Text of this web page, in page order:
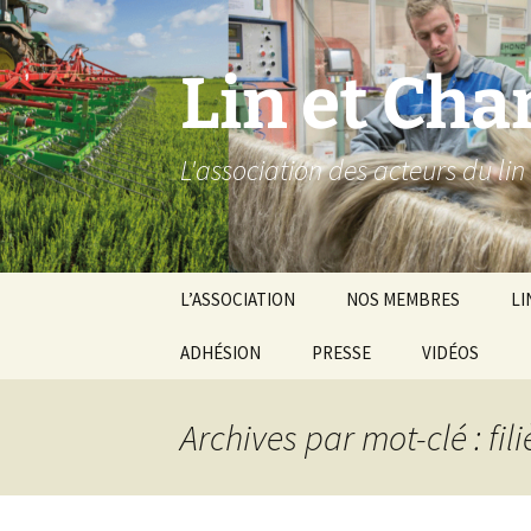
Aller
au
contenu
Lin et
L'association des acteurs du
L’ASSOCIATION
L’équipe salariée
NOS MEMBRES
ADHÉSION PRESSE VIDÉOS
TUBE LCBio
Archives par mot-clé :